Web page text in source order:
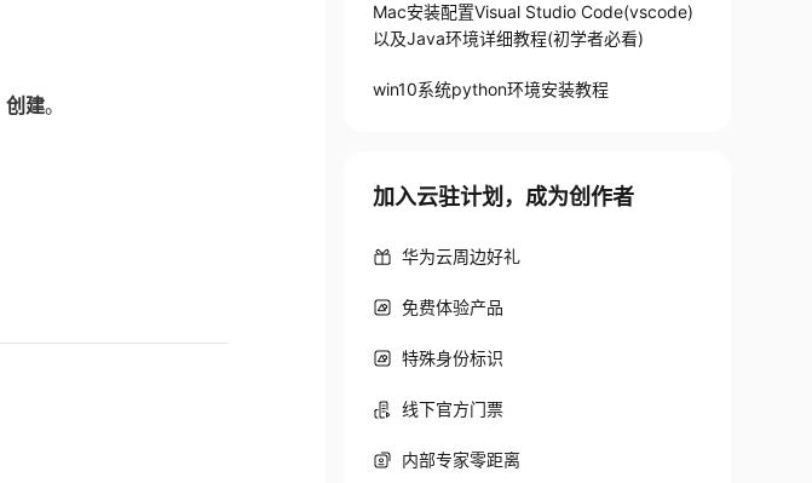
创建。
Mac安装配置Visual Studio Code(vscode)
以及Java环境详细教程(初学者必看)
win10系统python环境安装教程
加入云驻计划，成为创作者
华为云周边好礼
免费体验产品
特殊身份标识
线下官方门票
内部专家零距离